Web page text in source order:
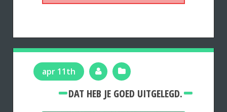
apr 11th
DAT HEB JE GOED UITGELEGD.